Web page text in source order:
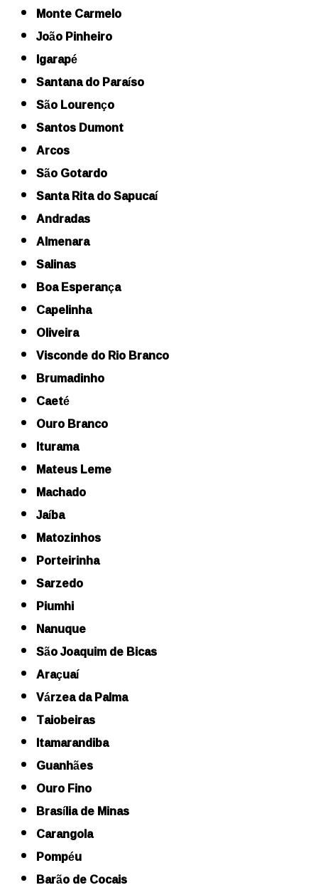
Monte Carmelo
João Pinheiro
Igarapé
Santana do Paraíso
São Lourenço
Santos Dumont
Arcos
São Gotardo
Santa Rita do Sapucaí
Andradas
Almenara
Salinas
Boa Esperança
Capelinha
Oliveira
Visconde do Rio Branco
Brumadinho
Caeté
Ouro Branco
Iturama
Mateus Leme
Machado
Jaíba
Matozinhos
Porteirinha
Sarzedo
Piumhi
Nanuque
São Joaquim de Bicas
Araçuaí
Várzea da Palma
Taiobeiras
Itamarandiba
Guanhães
Ouro Fino
Brasília de Minas
Carangola
Pompéu
Barão de Cocais